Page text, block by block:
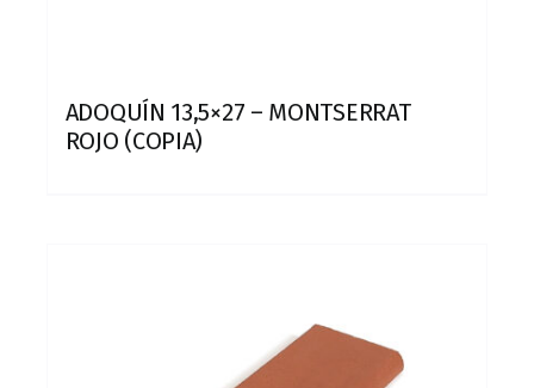
ADOQUÍN 13,5×27 – MONTSERRAT
ROJO (COPIA)